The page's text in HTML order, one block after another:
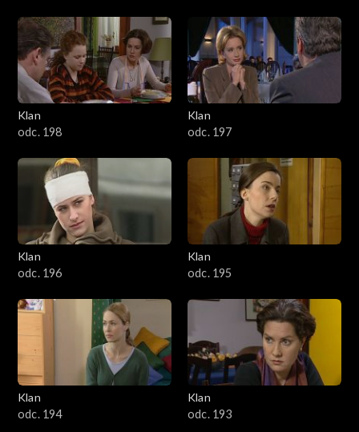
4301–4400
4201–4300
4101–4200
3901–4000
3801–3900
3701–3800
3601–3700
3401–3500
Klan
odc. 198
Klan
odc. 197
Klan
odc. 196
Klan
odc. 195
Klan
odc. 194
Klan
odc. 193